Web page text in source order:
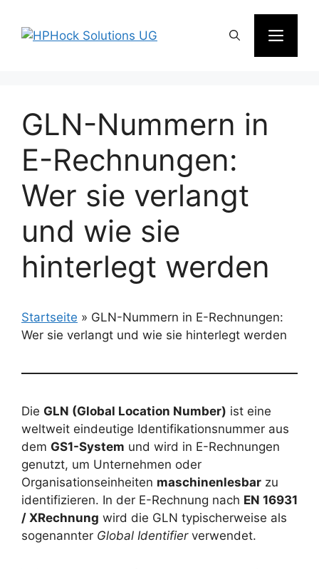
Inhalt
springen
GLN-Nummern in
E-Rechnungen:
Wer sie verlangt
und wie sie
hinterlegt werden
Startseite » GLN-Nummern in E-Rechnungen:
Wer sie verlangt und wie sie hinterlegt werden
Die GLN (Global Location Number) ist eine
weltweit eindeutige Identifikationsnummer aus
dem GS1-System und wird in E-Rechnungen
genutzt, um Unternehmen oder
Organisationseinheiten maschinenlesbar zu
identifizieren. In der E-Rechnung nach EN 16931
/ XRechnung wird die GLN typischerweise als
sogenannter Global Identifierverwendet.